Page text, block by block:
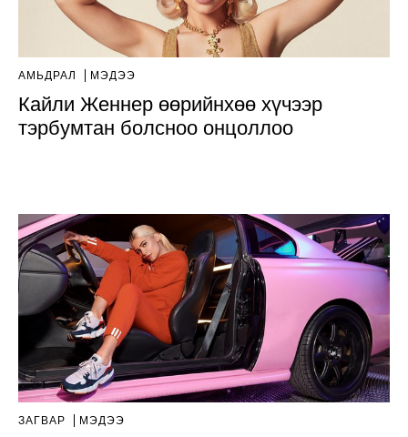
АМЬДРАЛ МЭДЭЭ
Кайли Женнер өөрийнхөө хүчээр
тэрбумтан болсноо онцоллоо
ЗАГВАР МЭДЭЭ